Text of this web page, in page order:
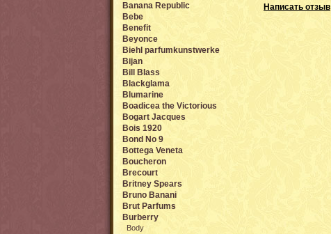
Написать отзыв
Banana Republic
Bebe
Benefit
Beyonce
Biehl parfumkunstwerke
Bijan
Bill Blass
Blackglama
Blumarine
Boadicea the Victorious
Bogart Jacques
Bois 1920
Bond No 9
Bottega Veneta
Boucheron
Brecourt
Britney Spears
Bruno Banani
Brut Parfums
Burberry
Body